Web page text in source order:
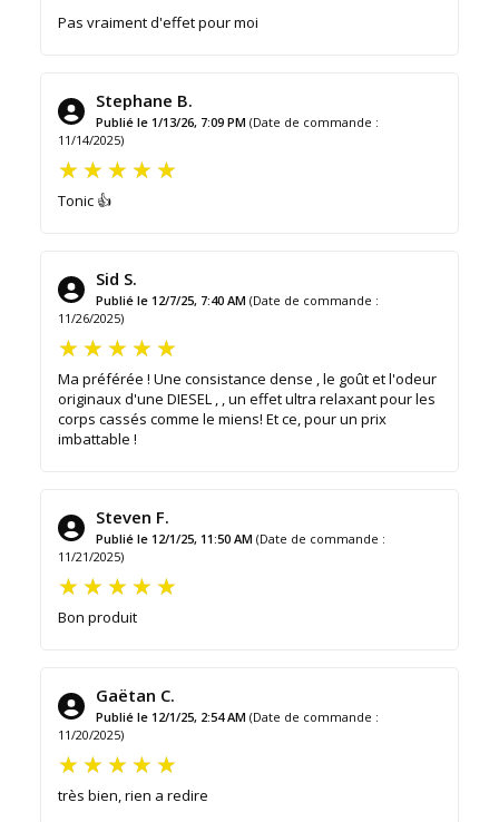
Pas vraiment d'effet pour moi
Stephane B.
Publié le 1/13/26, 7:09 PM (Date de commande :
11/14/2025)
Tonic 👍
Sid S.
Publié le 12/7/25, 7:40 AM (Date de commande :
11/26/2025)
Ma préférée ! Une consistance dense , le goût et l'odeur
originaux d'une DIESEL , , un effet ultra relaxant pour les
corps cassés comme le miens! Et ce, pour un prix
imbattable !
Steven F.
Publié le 12/1/25, 11:50 AM (Date de commande :
11/21/2025)
Bon produit
Gaëtan C.
Publié le 12/1/25, 2:54 AM (Date de commande :
11/20/2025)
très bien, rien a redire